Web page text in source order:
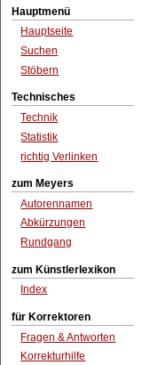
Hauptmenü
Hauptseite
Suchen
Stöbern
Technisches
Technik
Statistik
richtig Verlinken
zum Meyers
Autorennamen
Abkürzungen
Rundgang
zum Künstlerlexikon
Index
für Korrektoren
Fragen & Antworten
Korrekturhilfe